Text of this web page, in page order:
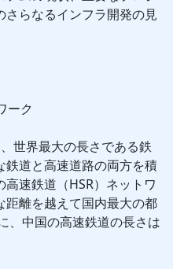
さらなるインフラ開発の見
ーク
世界最大の長さである鉄
道と高速道路の両方を積
速鉄道（HSR）ネットワ
距離を越えて国内最大の都
、中国の高速鉄道の長さは